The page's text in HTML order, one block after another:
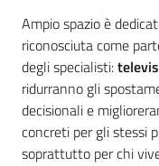
Ampio spazio è
riconosciuta come
degli specialisti:
ridurranno gli
decisionali e
concreti per gli stessi
soprattutto per chi